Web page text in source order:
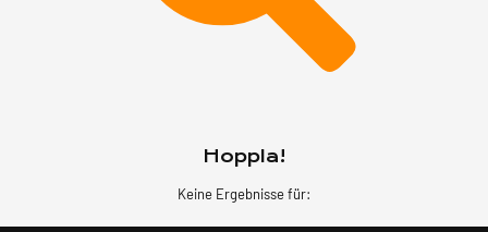
Hoppla!
Keine Ergebnisse für: